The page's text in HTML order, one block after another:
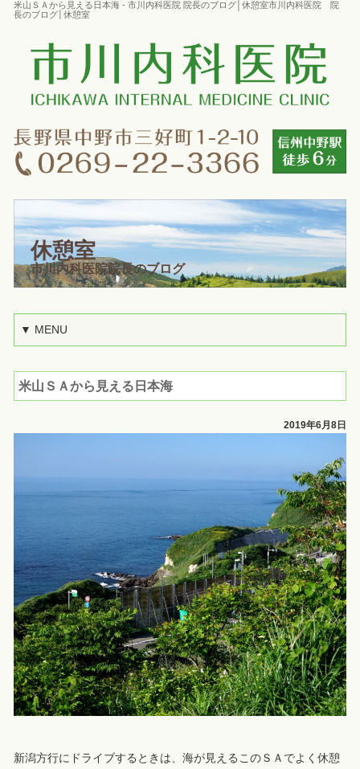
米山ＳＡから見える日本海 - 市川内科医院 院長のブログ│休憩室市川内科医院 院
長のブログ│休憩室
休憩室
市川内科医院院長のブログ
▼ MENU
米山ＳＡから見える日本海
2019年6月8日
新潟方行にドライブするときは、海が見えるこのＳＡでよく休憩